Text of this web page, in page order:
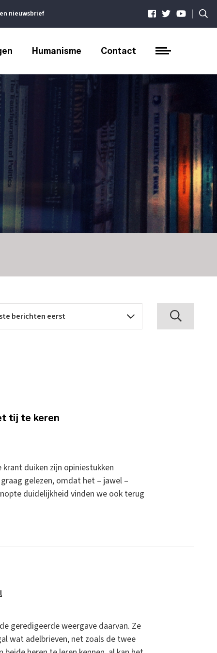
nieuwsbrief |
Humanisme Contact
tij te keren
duiken zijn opiniestukken
gelezen, omdat het – jawel –
duidelijkheid vinden we ook terug
geredigeerde weergave daarvan. Ze
wat adelbrieven, net zoals de twee